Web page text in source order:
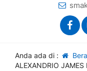
Anda ada di :
ALEXANDRIO